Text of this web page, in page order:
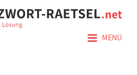
≡ MENÜ